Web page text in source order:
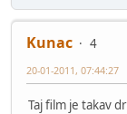
Kunac
4
20-01-2011, 07:44:27
Taj film je takav